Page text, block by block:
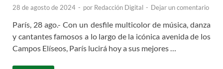
28 de agosto de 2024 - por Redacción Digital - Dejar un comentario
París, 28 ago.- Con un desfile multicolor de música, danza
y cantantes famosos a lo largo de la icónica avenida de los
Campos Elíseos, París lucirá hoy a sus mejores …